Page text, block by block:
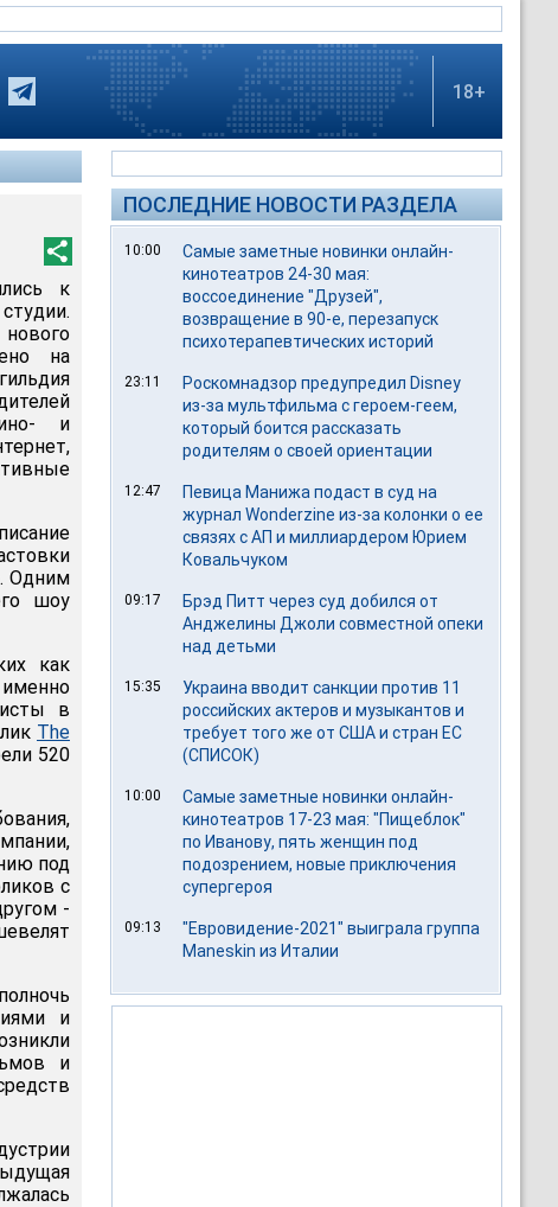
18+
к
на
и
Одним
шоу
как
в
The
520
под
с
-
и
и
ПОСЛЕДНИЕ НОВОСТИ РАЗДЕЛА
10:00
Самые заметные новинки онлайн-
кинотеатров 24-30 мая:
воссоединение "Друзей",
возвращение в 90-е, перезапуск
психотерапевтических историй
23:11
Роскомнадзор предупредил Disney
из-за мультфильма c героем-геем,
который боится рассказать
родителям о своей ориентации
12:47
Певица Манижа подаст в суд на
журнал Wonderzine из-за колонки о ее
связях с АП и миллиардером Юрием
Ковальчуком
09:17
Брэд Питт через суд добился от
Анджелины Джоли совместной опеки
над детьми
15:35
Украина вводит санкции против 11
российских актеров и музыкантов и
требует того же от США и стран ЕС
(СПИСОК)
10:00
Самые заметные новинки онлайн-
кинотеатров 17-23 мая: "Пищеблок"
по Иванову, пять женщин под
подозрением, новые приключения
супергероя
09:13
"Евровидение-2021" выиграла группа
Maneskin из Италии